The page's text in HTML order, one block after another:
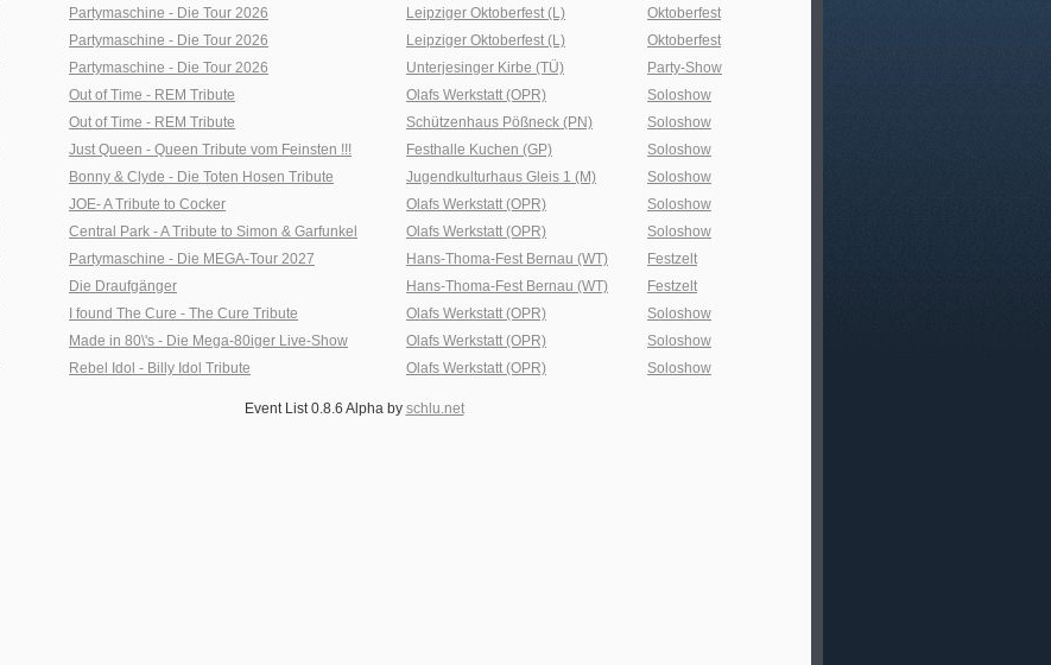
Partymaschine - Die Tour 2026 Leipziger Oktoberfest (L)
Oktoberfest
Partymaschine - Die Tour 2026 Leipziger Oktoberfest (L)
Oktoberfest
Partymaschine - Die Tour 2026 Unterjesinger Kirbe (TÜ)
Party-Show
Out of Time - REM Tribute Olafs Werkstatt (OPR)
Soloshow
Out of Time - REM Tribute Schützenhaus Pößneck (PN)
Soloshow
Just Queen - Queen Tribute vom Feinsten !!! Festhalle Kuchen (GP)
Soloshow
Bonny & Clyde - Die Toten Hosen Tribute Jugendkulturhaus Gleis 1 (M)
Soloshow
JOE- A Tribute to Cocker Olafs Werkstatt (OPR)
Soloshow
Central Park - A Tribute to Simon & Garfunkel Olafs Werkstatt (OPR)
Soloshow
Partymaschine - Die MEGA-Tour 2027 Hans-Thoma-Fest Bernau (WT)
Festzelt
Die Draufgänger Hans-Thoma-Fest Bernau (WT)
Festzelt
I found The Cure - The Cure Tribute Olafs Werkstatt (OPR)
Soloshow
Made in 80\'s - Die Mega-80iger Live-Show Olafs Werkstatt (OPR)
Soloshow
Rebel Idol - Billy Idol Tribute Olafs Werkstatt (OPR) Soloshow
Event List 0.8.6 Alpha by schlu.net